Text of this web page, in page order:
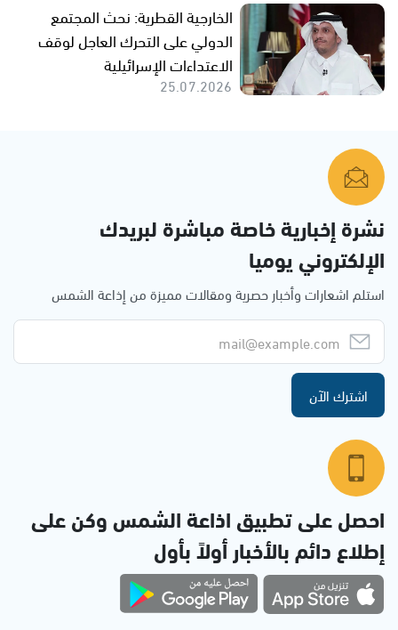
الخارجية القطرية: نحث المجتمع
الدولي على التحرك العاجل لوقف
الاعتداءات الإسرائيلية
25.07.2026
نشرة إخبارية خاصة مباشرة لبريدك
الإلكتروني يوميا
استلم اشعارات وأخبار حصرية ومقالات مميزة من إذاعة الشمس
اشترك الآن
احصل على تطبيق اذاعة الشمس وكن على
إطلاع دائم بالأخبار أولاً بأول